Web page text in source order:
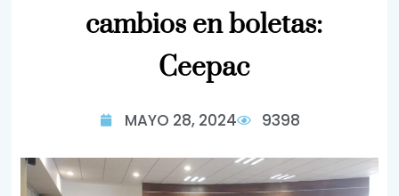
cambios en boletas:
Ceepac
MAYO 28, 2024 9398